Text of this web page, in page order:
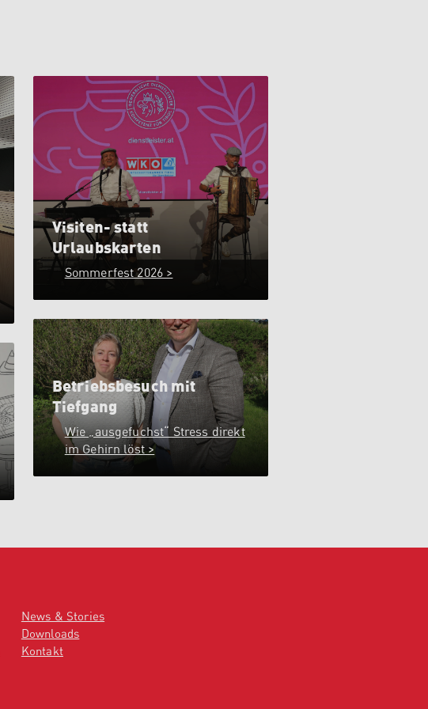
Visiten- statt
Urlaubskarten
Sommerfest 2026 >
Betriebsbesuch mit
Tiefgang
Wie „ausgefuchst“ Stress direkt
im Gehirn löst >
News & Stories
Downloads
Kontakt